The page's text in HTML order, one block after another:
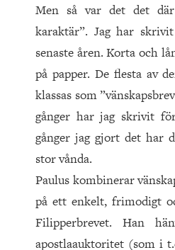
Men så var det det
karaktär”. Jag har
senaste åren. Korta och
på papper. De flesta av
klassas som
gånger har jag skrivit
gånger jag gjort det har
stor vånda.
Paulus kombinerar
på ett enkelt, frimodigt
Filipperbrevet. Han
apostlaauktoritet (som i